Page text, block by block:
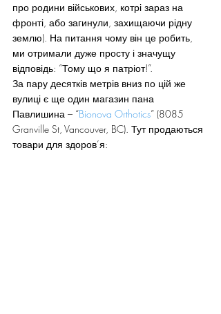
про родини військових, котрі зараз на
фронті, або загинули, захищаючи рідну
землю). На питання чому він це робить,
ми отримали дуже просту і значущу
відповідь: “Тому що я патріот!”.
За пару десятків метрів вниз по цій же
вулиці є ще один магазин пана
Павлишина – “Bionova Orthotics” (8085
Granville St, Vancouver, BC). Тут продаються
товари для здоров’я: